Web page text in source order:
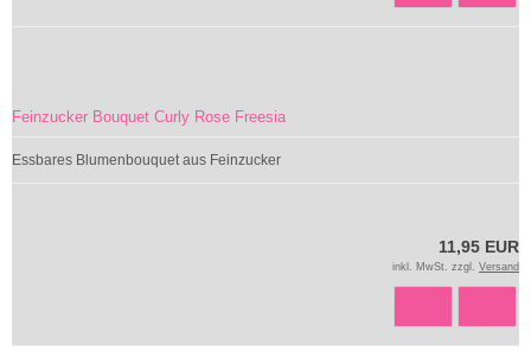
Feinzucker Bouquet Curly Rose Freesia
Essbares Blumenbouquet aus Feinzucker
11,95 EUR
inkl. MwSt. zzgl. Versand